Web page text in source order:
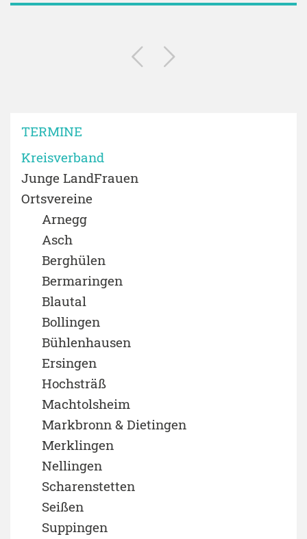
TERMINE
Kreisverband
Junge LandFrauen
Ortsvereine
Arnegg
Asch
Berghülen
Bermaringen
Blautal
Bollingen
Bühlenhausen
Ersingen
Hochsträß
Machtolsheim
Markbronn & Dietingen
Merklingen
Nellingen
Scharenstetten
Seißen
Suppingen